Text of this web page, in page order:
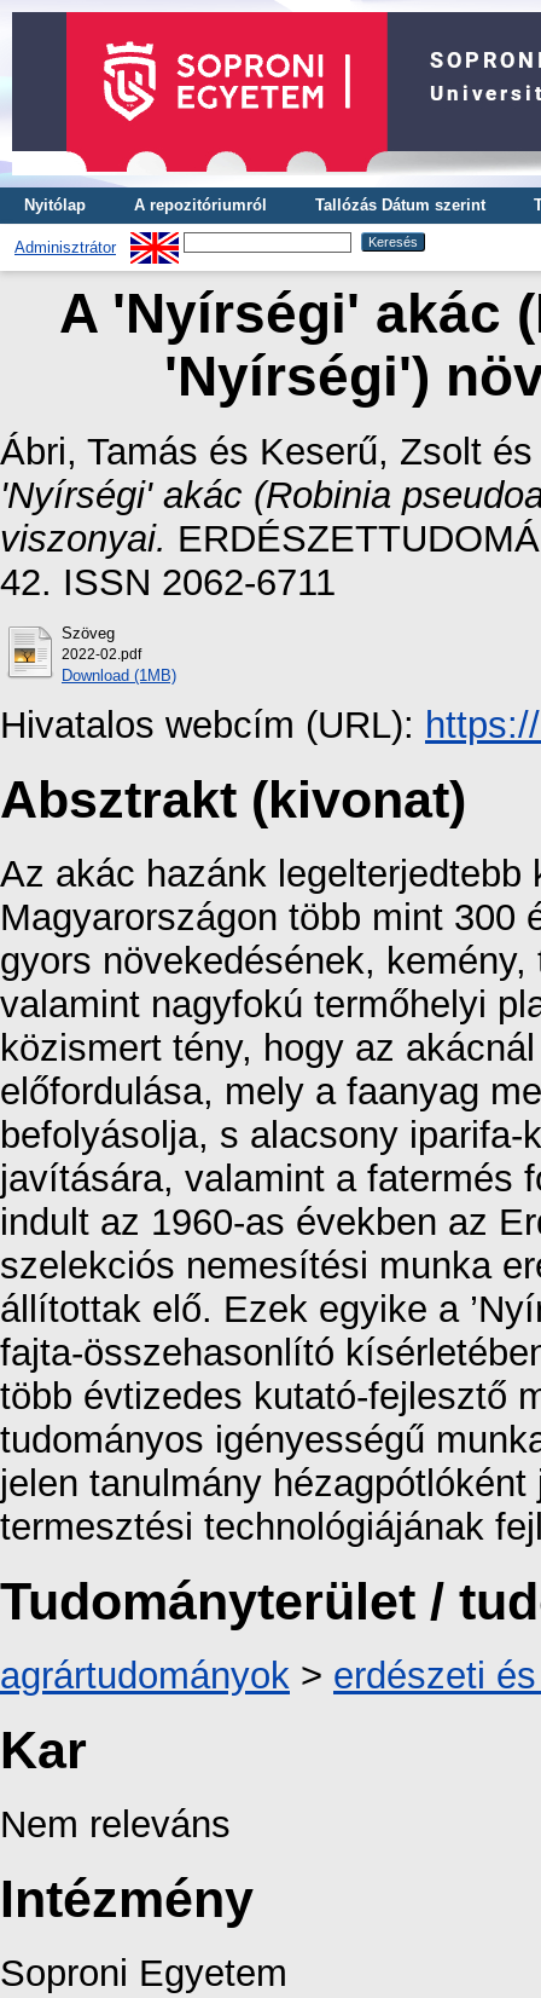
Nyitólap A repozitóriumról Tallózás Dátum szerint
Adminisztrátor
A 'Nyírségi' akác
'Nyírségi')
Ábri, Tamás és Keserű, Zsolt
'Nyírségi' akác (Robinia
viszonyai.
42. ISSN 2062-6711
Szöveg
2022-02.pdf
Download (1MB)
Hivatalos webcím (URL):
Absztrakt (kivonat)
Az akác hazánk
Magyarországon több mint 300
gyors növekedésének,
valamint nagyfokú termőhelyi
közismert tény, hogy az
előfordulása, mely a faanyag
befolyásolja, s alacsony
javítására, valamint a fatermés
indult az 1960-as években az
szelekciós nemesítési munka
állítottak elő. Ezek egyike a
fajta-összehasonlító
több évtizedes kutató-fejlesztő
tudományos igényességű
jelen tanulmány
termesztési technológiájának
Tudományterület /
agrártudományok > erdészeti
Kar
Nem releváns
Intézmény
Soproni Egyetem